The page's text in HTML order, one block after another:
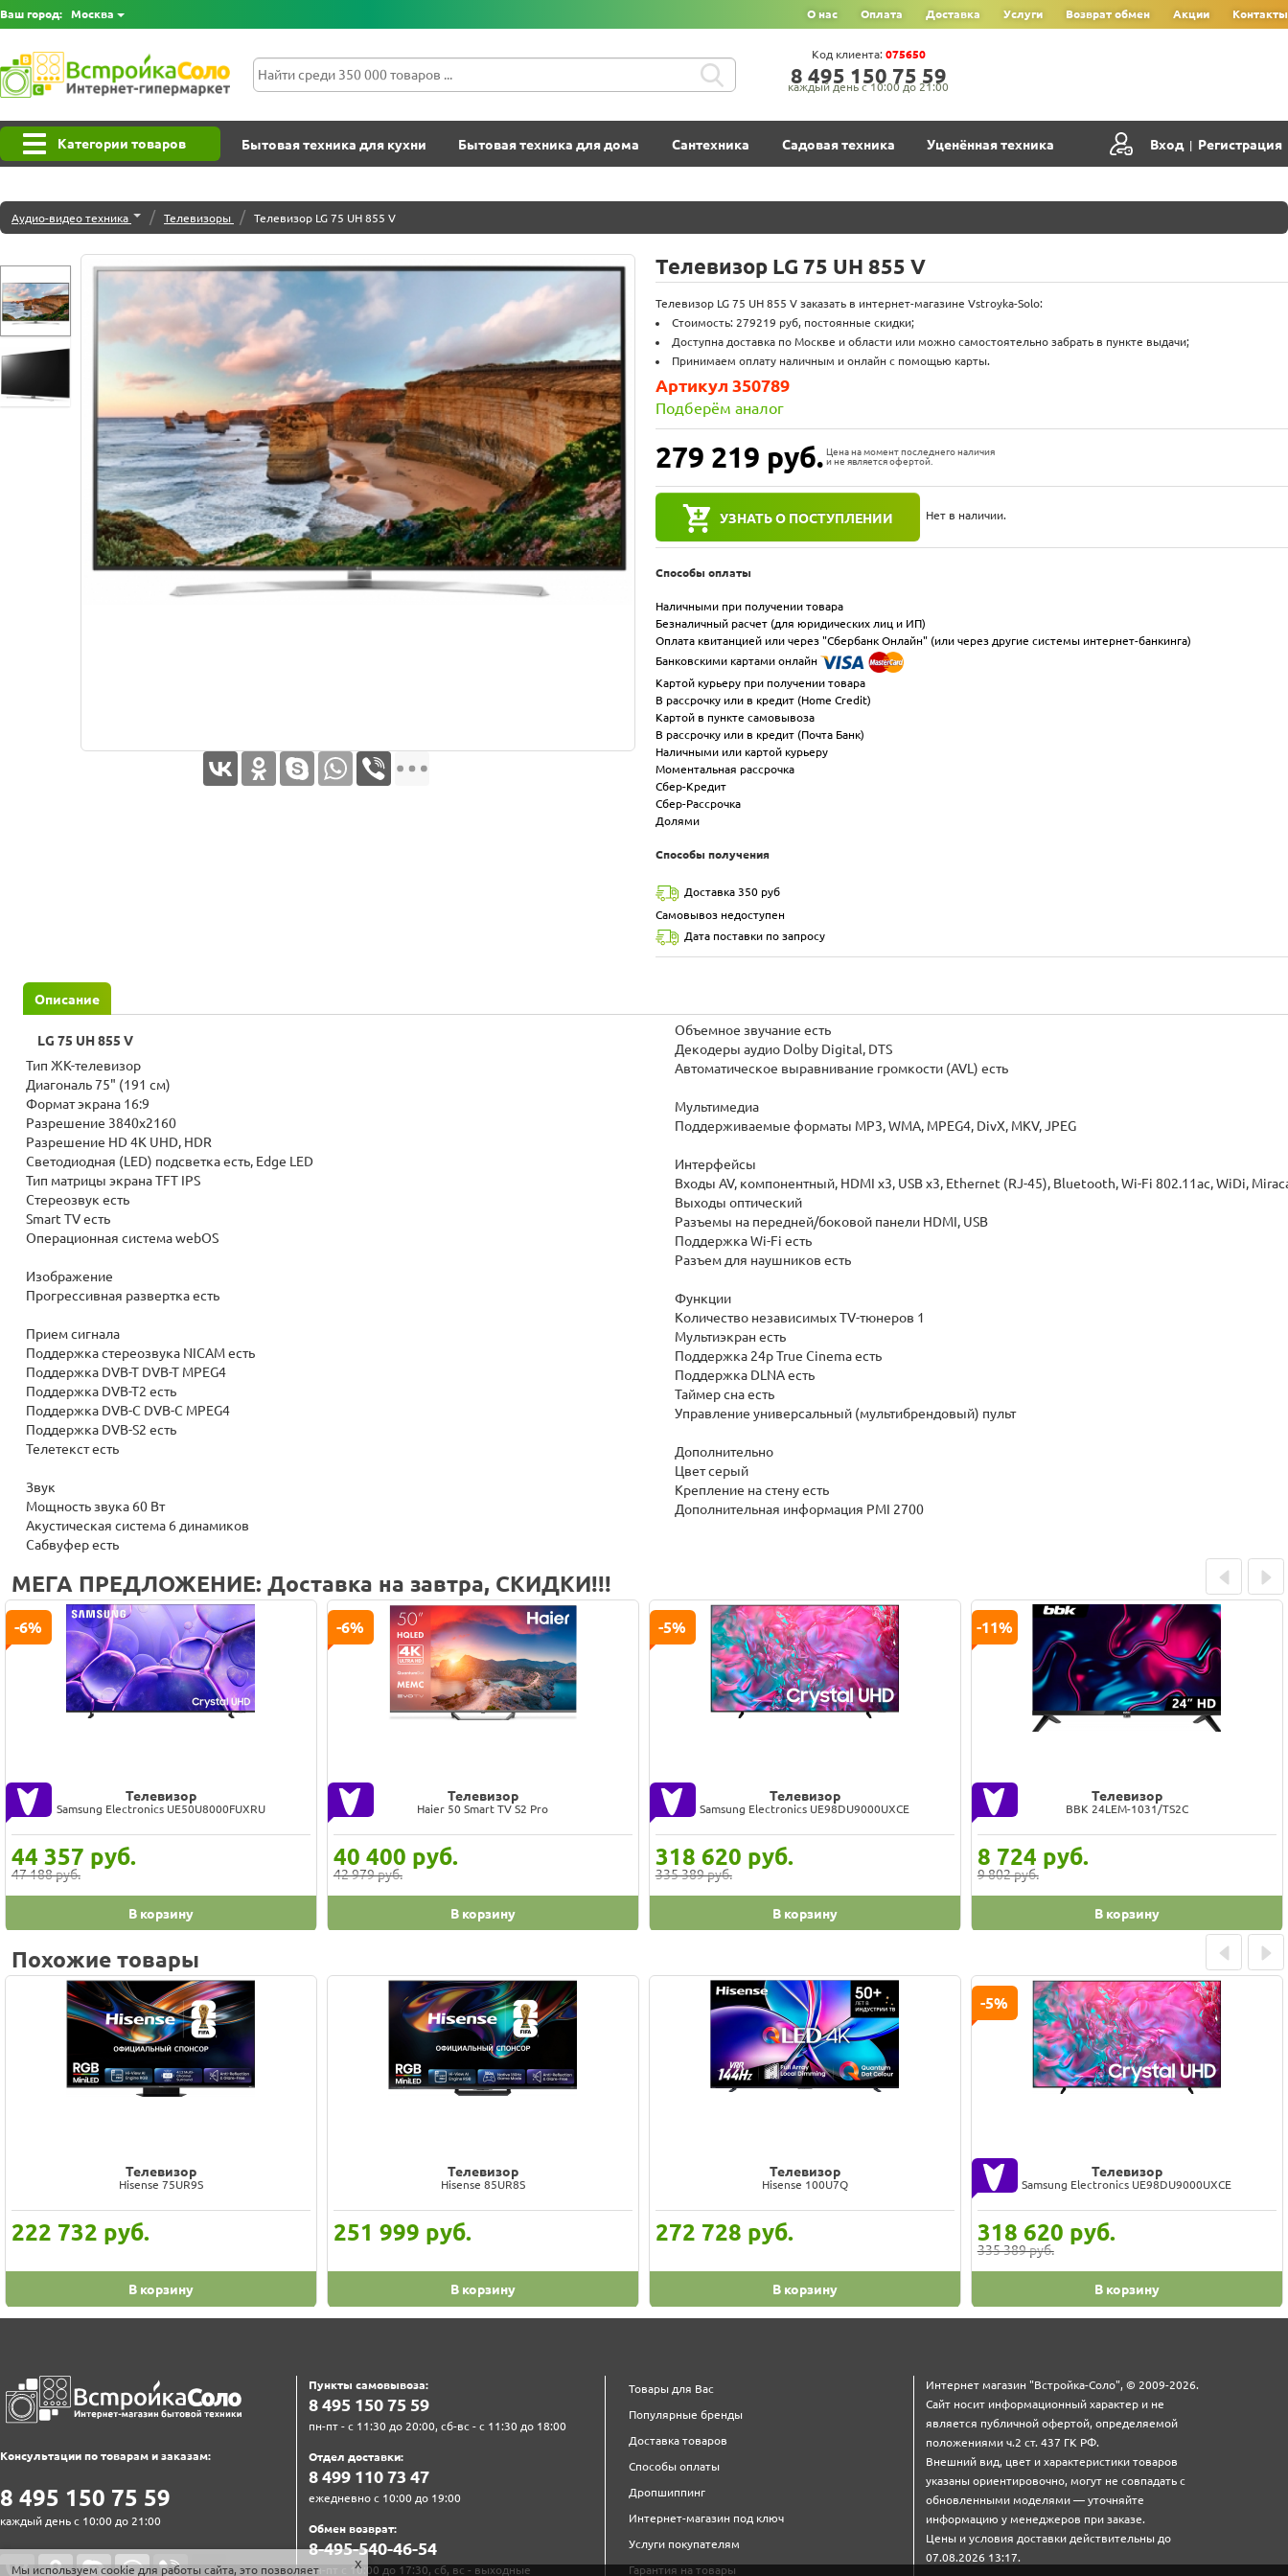
Ваш город: Москва О нас Оплата Доставка Услуги Возврат обмен Акции Контакты
8‍ 4‍9‍5‍ 1‍5‍0‍ 7‍5‍ 5‍9‍
каждый день с 10:00 до 21:00
Код клиента: 075650
Категории товаров Бытовая техника для кухни Бытовая техника для дома Сантехника Садовая техника Уценённая техника Вход | Регистрация
Аудио-видео техника / Телевизоры / Телевизор LG 75 UH 855 V
Телевизор LG 75 UH 855 V
Телевизор LG 75 UH 855 V заказать в интернет-магазине Vstroyka-Solo:
Стоимость: 279219 руб, постоянные скидки;
Доступна доставка по Москве и области или можно самостоятельно забрать в пункте выдачи;
Принимаем оплату наличным и онлайн с помощью карты.
279 219 руб. Цена на момент последнего наличия
и не является офертой.
УЗНАТЬ О ПОСТУПЛЕНИИ Нет в наличии.
Артикул 350789
Подберём аналог
Способы оплаты
Наличными при получении товара
Безналичный расчет (для юридических лиц и ИП)
Оплата квитанцией или через "Сбербанк Онлайн" (или через другие системы интернет-банкинга)
Банковскими картами онлайн
Картой курьеру при получении товара
В рассрочку или в кредит (Home Credit)
Картой в пункте самовывоза
В рассрочку или в кредит (Почта Банк)
Наличными или картой курьеру
Моментальная рассрочка
Сбер-Кредит
Сбер-Рассрочка
Долями
Способы получения
Доставка 350 руб
Самовывоз недоступен
Дата поставки по запросу
Описание
LG 75 UH 855 V
Тип ЖК-телевизор
Диагональ 75" (191 см)
Формат экрана 16:9
Разрешение 3840x2160
Разрешение HD 4K UHD, HDR
Светодиодная (LED) подсветка есть, Edge LED
Тип матрицы экрана TFT IPS
Стереозвук есть
Smart TV есть
Операционная система webOS
Изображение
Прогрессивная развертка есть
Прием сигнала
Поддержка стереозвука NICAM есть
Поддержка DVB-T DVB-T MPEG4
Поддержка DVB-T2 есть
Поддержка DVB-C DVB-C MPEG4
Поддержка DVB-S2 есть
Телетекст есть
Звук
Мощность звука 60 Вт
Акустическая система 6 динамиков
Сабвуфер есть
Объемное звучание есть
Декодеры аудио Dolby Digital, DTS
Автоматическое выравнивание громкости (AVL) есть
Мультимедиа
Поддерживаемые форматы MP3, WMA, MPEG4, DivX, MKV, JPEG
Интерфейсы
Входы AV, компонентный, HDMI x3, USB x3, Ethernet (RJ-45), Bluetooth, Wi-Fi 802.11ac, WiDi,
Выходы оптический
Разъемы на передней/боковой панели HDMI, USB
Поддержка Wi-Fi есть
Разъем для наушников есть
Функции
Количество независимых TV-тюнеров 1
Мультиэкран есть
Поддержка 24p True Cinema есть
Поддержка DLNA есть
Таймер сна есть
Управление универсальный (мультибрендовый) пульт
Дополнительно
Цвет серый
Крепление на стену есть
Дополнительная информация PMI 2700
МЕГА ПРЕДЛОЖЕНИЕ: Доставка на завтра, СКИДКИ!!!
Телевизор
Samsung Electronics UE50U8000FUXRU
44 357 руб.
47 188 руб.
-6%
В корзину
Телевизор
Haier 50 Smart TV S2 Pro
40 400 руб.
42 979 руб.
-6%
В корзину
Телевизор
Samsung Electronics UE98DU9000UXCE
318 620 руб.
335 389 руб.
-5%
В корзину
Телевизор
BBK 24LEM-1031/TS2C
8 724 руб.
9 802 руб.
-11%
В корзину
Prev Next
Похожие товары
Телевизор
Hisense 75UR9S
222 732 руб.
В корзину
Телевизор
Hisense 85UR8S
251 999 руб.
В корзину
Телевизор
Hisense 100U7Q
272 728 руб.
В корзину
Телевизор
Samsung Electronics UE98DU9000UXCE
318 620 руб.
335 389 руб.
-5%
В корзину
Prev Next
Консультации по товарам и заказам:
8‍ 4‍9‍5‍ 1‍5‍0‍ 7‍5‍ 5‍9‍
каждый день с 10:00 до 21:00
Пункты самовывоза:
8‍ 4‍9‍5‍ 1‍5‍0‍ 7‍5‍ 5‍9‍
пн-пт - с 11:30 до 20:00, сб-вс - с 11:30 до 18:00
Отдел доставки:
8‍ 4‍9‍9‍ 1‍1‍0‍ 7‍3‍ 4‍7‍
ежедневно с 10:00 до 19:00
Обмен возврат:
8‍-4‍9‍5‍-5‍4‍0‍-4‍6‍-5‍4‍
пн-пт с 10:00 до 17:30, сб, вс - выходные
Товары для Вас
Популярные бренды
Доставка товаров
Способы оплаты
Дропшиппинг
Интернет-магазин под ключ
Услуги покупателям
Гарантия на товары
Интернет магазин "Встройка-Соло", © 2009-2026.
Сайт носит информационный характер и не
является публичной офертой, определяемой
положениями ч.2 ст. 437 ГК РФ.
Внешний вид, цвет и характеристики товаров
указаны ориентировочно, могут не совпадать с
обновленными моделями — уточняйте
информацию у менеджеров при заказе.
Цены и условия доставки действительны до
07.08.2026 13:17.
Мы используем cookie для работы сайта, это позволяет